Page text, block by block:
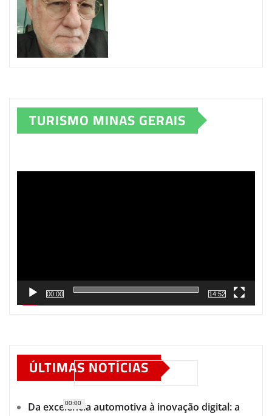
TURISMO MINAS GERAIS
00:00
00:00
14:52
ÚLTIMAS NOTÍCIAS
Da excelência automotiva à inovação digital: a